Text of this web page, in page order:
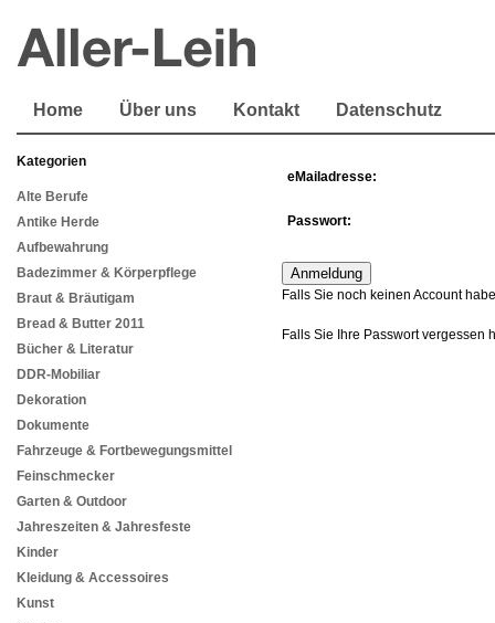
Home Über uns Kontakt Datenschutz
Kategorien
Alte Berufe
Antike Herde
Aufbewahrung
Badezimmer & Körperpflege
Braut & Bräutigam
Bread & Butter 2011
Bücher & Literatur
DDR-Mobiliar
Dekoration
Dokumente
Fahrzeuge & Fortbewegungsmittel
Feinschmecker
Garten & Outdoor
Jahreszeiten & Jahresfeste
Kinder
Kleidung & Accessoires
Kunst
eMailadresse:
Passwort:
Falls Sie noch keinen Account
Falls Sie Ihre Passwort vergessen